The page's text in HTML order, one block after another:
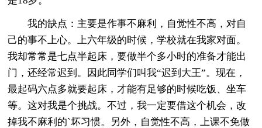
我的缺点：主要是作事不麻利，自觉性不高，对自
己的事不上心。上六年级的时候，学校就在我家对面。
我却常常是七点半起床，要做半个多小时的准备才能出
门，还经常迟到。因此同学们叫我“迟到大王”。现在，
最起码六点多就要起床，才能有足够的时候吃饭、坐车
等。这对我是个挑战。不过，我一定要借这个机会，改
掉我不麻利的`坏习惯。另外，自觉性不高，上课不免做